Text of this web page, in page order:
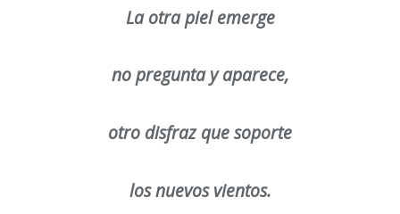
La otra piel emerge
no pregunta y aparece,
otro disfraz que soporte
los nuevos vientos.